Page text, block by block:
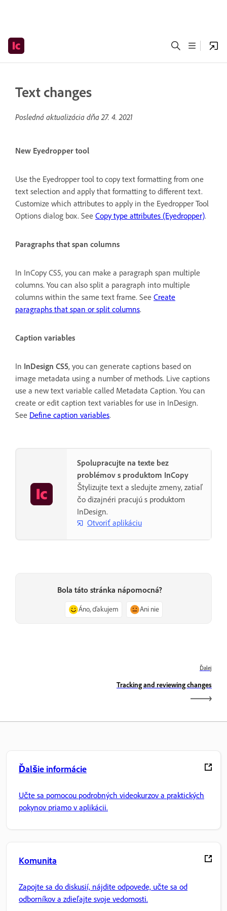
Text changes
Posledná aktualizácia dňa27. 4. 2021
New Eyedropper tool
Use the Eyedropper tool to copy text formatting from one
text selection and apply that formatting to different text.
Customize which attributes to apply in the Eyedropper Tool
Options dialog box. See Copy type attributes (Eyedropper).
Paragraphs that span columns
In InCopy CS5, you can make a paragraph span multiple
columns. You can also split a paragraph into multiple
columns within the same text frame. See Create
paragraphs that span or split columns.
Caption variables
In InDesign CS5, you can generate captions based on
image metadata using a number of methods. Live captions
use a new text variable called Metadata Caption. You can
create or edit caption text variables for use in InDesign.
See Define caption variables.
Spolupracujte na texte bez
problémov s produktom InCopy
Štylizujte text a sledujte zmeny, zatiaľ
čo dizajnéri pracujú s produktom
InDesign.
Otvoriť aplikáciu
Bola táto stránka nápomocná?
Áno, ďakujem Ani nie
Ďalej
Tracking and reviewing changes
Ďalšie informácie
Učte sa pomocou podrobných videokurzov a praktických
pokynov priamo v aplikácii.
Komunita
Zapojte sa do diskusií, nájdite odpovede, učte sa od
odborníkov a zdieľajte svoje vedomosti.